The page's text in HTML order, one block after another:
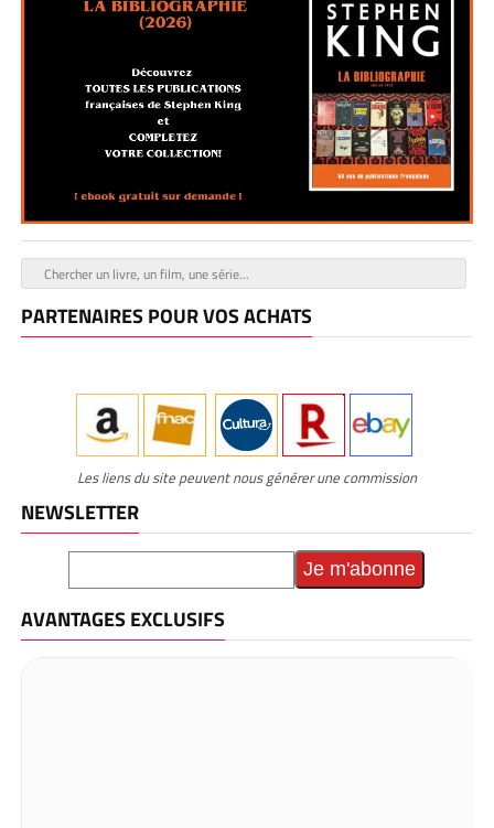
PARTENAIRES POUR VOS ACHATS
Les liens du site peuvent nous générer une commission
NEWSLETTER
AVANTAGES EXCLUSIFS